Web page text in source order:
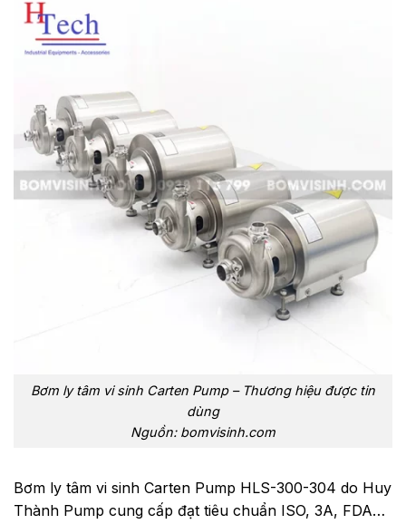
Bơm ly tâm vi sinh Carten Pump – Thương hiệu được tin
dùng
Nguồn: bomvisinh.com
Bơm ly tâm vi sinh Carten Pump HLS-300-304 do Huy
Thành Pump cung cấp đạt tiêu chuẩn ISO, 3A, FDA…